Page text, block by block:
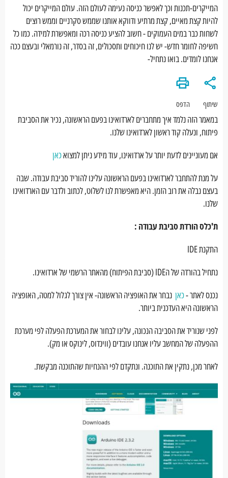
המייקרים-תכנות וכך לאפשר כניסה נעימה לעולם הזה. עולם המייקרים יכול
להיות קצת מאיים, קצת מרתיע ודווקא אותנו שממש סקרניים וממש רוצים
לשחות כבר במים העמוקים - חשוב להציע כניסה רכה ומאפשרת למידה. כמו כל
חשיפה לחומר חדש- יש לנו חיכוחים ותסכולים, זה בסדר, זה נורמאלי ובעצם ככה
אנחנו לומדים. בואו נתחיל-
שיתוף הדפס
במאמר הזה נלמד איך מתחברים לארדואינו בפעם הראשונה, נכיר את הסביבת
פיתוח, ונעלה קוד ראשון לארדואינו שלנו.
אם מעוניינים לדעת יותר על ארדואינו, עוד מידע ניתן למצואכאן
על מנת להתחבר לארדואינו בפעם הראשונה עלינו להוריד סביבת עבודה. שבה
בעצם נבלה את רוב הזמן. היא מאפשרת לנו לשלוט, לכתוב ולדבר עם הארדואינו
שלנו.
ת'כלס הורדת סביבת עבודה :
התקנת IDE
נתחיל בהורדה של הIDE (סביבת הפיתוח) מהאתר הרשמי של ארדואינו.
נכנס לאתר -כאן נבחר את האופציה הראשונה- אין צורך לגלול למטה, האופציה
הראשונה היא העדכנית ביותר.
לפני שנוריד את הסביבה הנכונה, עלינו לבחור את המערכת הפעלה לפי מערכת
ההפעלה של המחשב עליו אנחנו עובדים (ווינדוס, לינוקס או מק).
לאחר מכן, נתקין את התוכנה. ונתקדם לפי ההנחיות שהתוכנה מבקשת.